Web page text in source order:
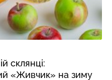
склянці:
«Живчик» на зиму